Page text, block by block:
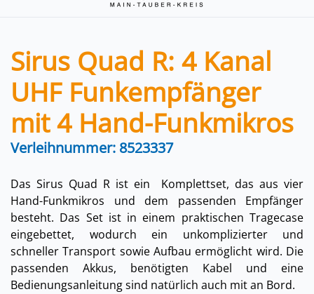
Sirus Quad R: 4 Kanal
UHF Funkempfänger
mit 4 Hand-Funkmikros
Verleihnummer: 8523337
Das Sirus Quad R ist ein Komplettset, das aus vier
Hand-Funkmikros und dem passenden Empfänger
besteht. Das Set ist in einem praktischen Tragecase
eingebettet, wodurch ein unkomplizierter und
schneller Transport sowie Aufbau ermöglicht wird. Die
passenden Akkus, benötigten Kabel und eine
Bedienungsanleitung sind natürlich auch mit an Bord.